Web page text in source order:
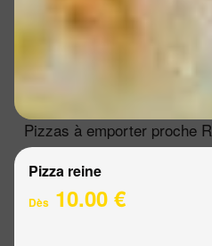
Pizzas à emporter proche
Pizza reine
Dès 10.00 €